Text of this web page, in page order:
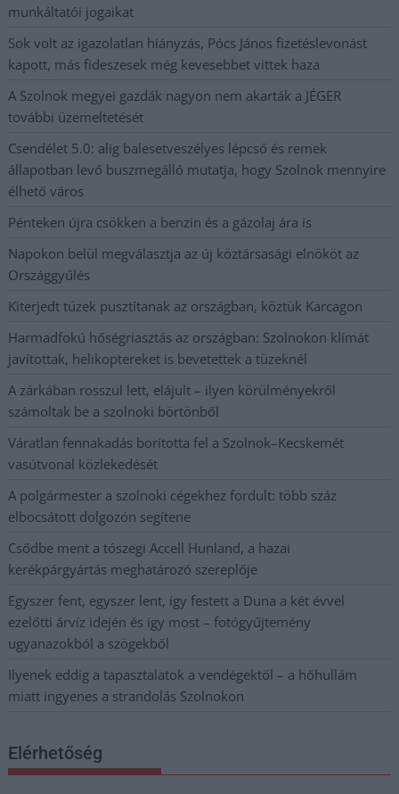
munkáltatói jogaikat
Sok volt az igazolatlan hiányzás, Pócs János fizetéslevonást
kapott, más fideszesek még kevesebbet vittek haza
A Szolnok megyei gazdák nagyon nem akarták a JÉGER
további üzemeltetését
Csendélet 5.0: alig balesetveszélyes lépcső és remek
állapotban levő buszmegálló mutatja, hogy Szolnok mennyire
élhető város
Pénteken újra csökken a benzin és a gázolaj ára is
Napokon belül megválasztja az új köztársasági elnököt az
Országgyűlés
Kiterjedt tüzek pusztítanak az országban, köztük Karcagon
Harmadfokú hőségriasztás az országban: Szolnokon klímát
javítottak, helikoptereket is bevetettek a tüzeknél
A zárkában rosszul lett, elájult – ilyen körülményekről
számoltak be a szolnoki börtönből
Váratlan fennakadás borította fel a Szolnok–Kecskemét
vasútvonal közlekedését
A polgármester a szolnoki cégekhez fordult: több száz
elbocsátott dolgozón segítene
Csődbe ment a tószegi Accell Hunland, a hazai
kerékpárgyártás meghatározó szereplője
Egyszer fent, egyszer lent, így festett a Duna a két évvel
ezelőtti árvíz idején és így most – fotógyűjtemény
ugyanazokból a szögekből
Ilyenek eddig a tapasztalatok a vendégektől – a hőhullám
miatt ingyenes a strandolás Szolnokon
Elérhetőség